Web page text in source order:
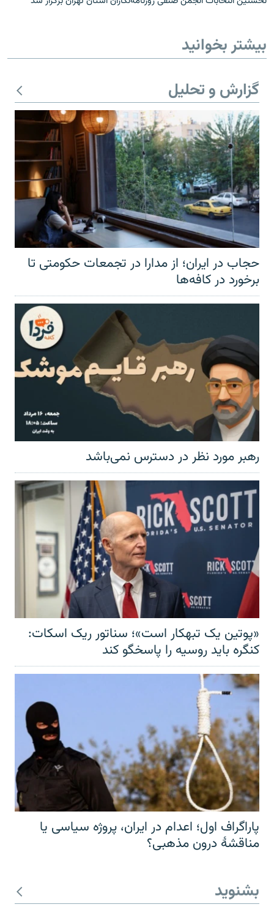
بیشتر بخوانید
گزارش و تحلیل
حجاب در ایران؛ از مدارا در تجمعات حکومتی تا
برخورد در کافه‌ها
رهبر مورد نظر در دسترس نمی‌باشد
«پوتین یک تبهکار است»؛ سناتور ریک اسکات:
کنگره باید روسیه را پاسخگو کند
پاراگراف اول؛ اعدام در ایران، پروژه سیاسی یا
مناقشهٔ درون مذهبی؟
بشنوید